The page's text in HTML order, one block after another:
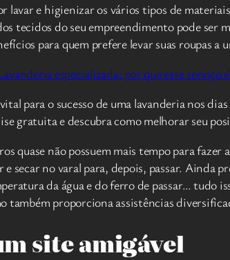
lavar e higienizar os vários tipos de
tecidos do seu empreendimento pode
para quem prefere levar suas roupas a
para o sucesso de uma lavanderia nos
gratuita e descubra como melhorar seu
quase não possuem mais tempo para fazer
secar no varal para, depois, passar. Ainda
da água e do ferro de passar… tudo
também proporciona assistências
site amigável